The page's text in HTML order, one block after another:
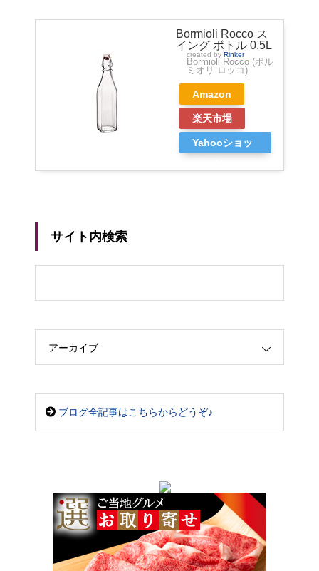
Bormioli Rocco ス
イング ボトル 0.5L
created by Rinker
Bormioli Rocco (ボル
ミオリ ロッコ)
Amazon
楽天市場
Yahooショッ
サイト内検索
アーカイブ
ブログ全記事はこちらからどうぞ♪